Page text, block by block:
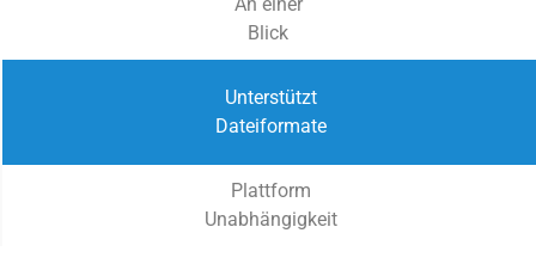
Blick
Unterstützt
Dateiformate
Plattform
Unabhängigkeit